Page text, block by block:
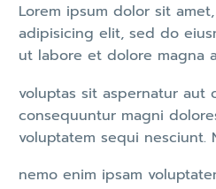
Lorem ipsum dolor sit
adipisicing elit, sed do
ut labore et dolore magna
voluptas sit aspernatur
consequuntur magni
voluptatem sequi nesciunt.
nemo enim ipsam